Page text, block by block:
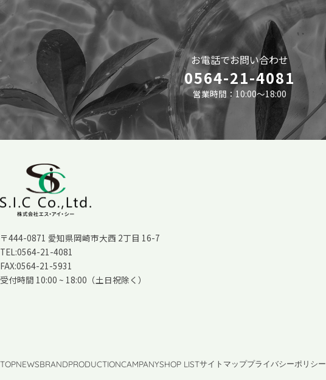
お電話でお問い合わせ
0564-21-4081
営業時間：10:00～18:00
〒444-0871 愛知県岡崎市大西 2丁目 16-7
TEL:0564-21-4081
FAX:0564-21-5931
受付時間 10:00 ~ 18:00（土日祝除く）
TOPNEWSBRANDPRODUCTIONCAMPANYSHOP LISTサイトマッププライバシーポリシー